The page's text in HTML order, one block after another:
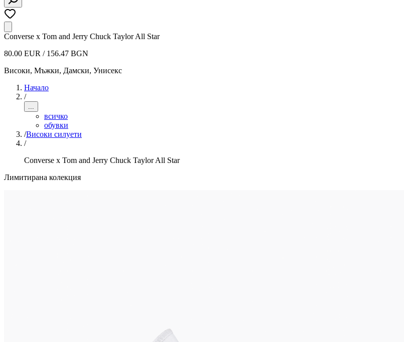
Converse x Tom and Jerry Chuck Taylor All Star
80.00 EUR / 156.47 BGN
Високи, Мъжки, Дамски, Унисекс
Начало
/
...
всичко
обувки
/Високи силуети
/
Converse x Tom and Jerry Chuck Taylor All Star
Лимитирана колекция